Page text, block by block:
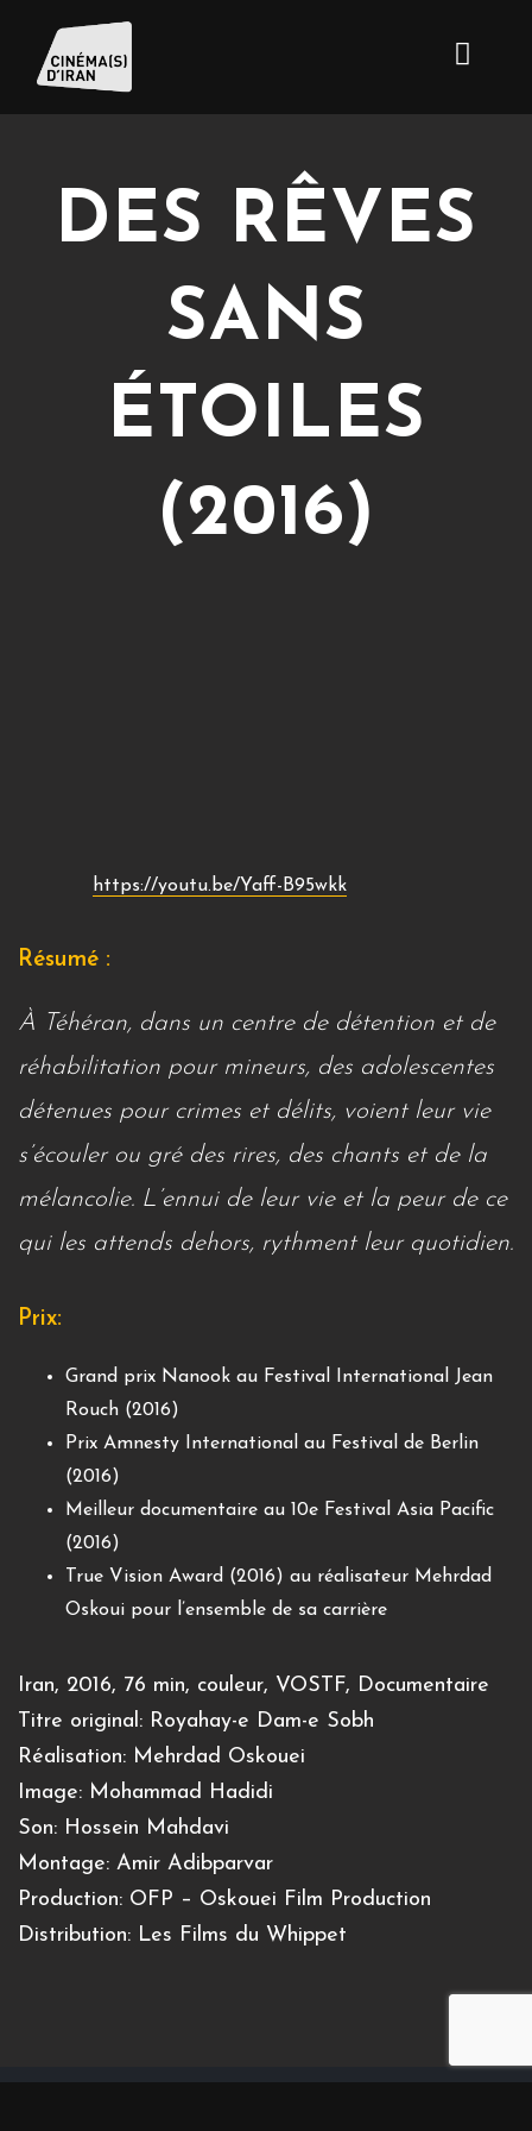
DES RÊVES
SANS
ÉTOILES
(2016)
https://youtu.be/Yaff-B95wkk
Résumé :
À Téhéran, dans un centre de détention et de
réhabilitation pour mineurs, des adolescentes
détenues pour crimes et délits, voient leur vie
s’écouler ou gré des rires, des chants et de la
mélancolie. L’ennui de leur vie et la peur de ce
qui les attends dehors, rythment leur quotidien.
Prix:
Grand prix Nanook au Festival International Jean
Rouch (2016)
Prix Amnesty International au Festival de Berlin
(2016)
Meilleur documentaire au 10e Festival Asia Pacific
(2016)
True Vision Award (2016) au réalisateur Mehrdad
Oskoui pour l’ensemble de sa carrière
Iran, 2016, 76 min, couleur, VOSTF, Documentaire
Titre original: Royahay-e Dam-e Sobh
Réalisation: Mehrdad Oskouei
Image: Mohammad Hadidi
Son: Hossein Mahdavi
Montage: Amir Adibparvar
Production: OFP – Oskouei Film Production
Distribution: Les Films du Whippet